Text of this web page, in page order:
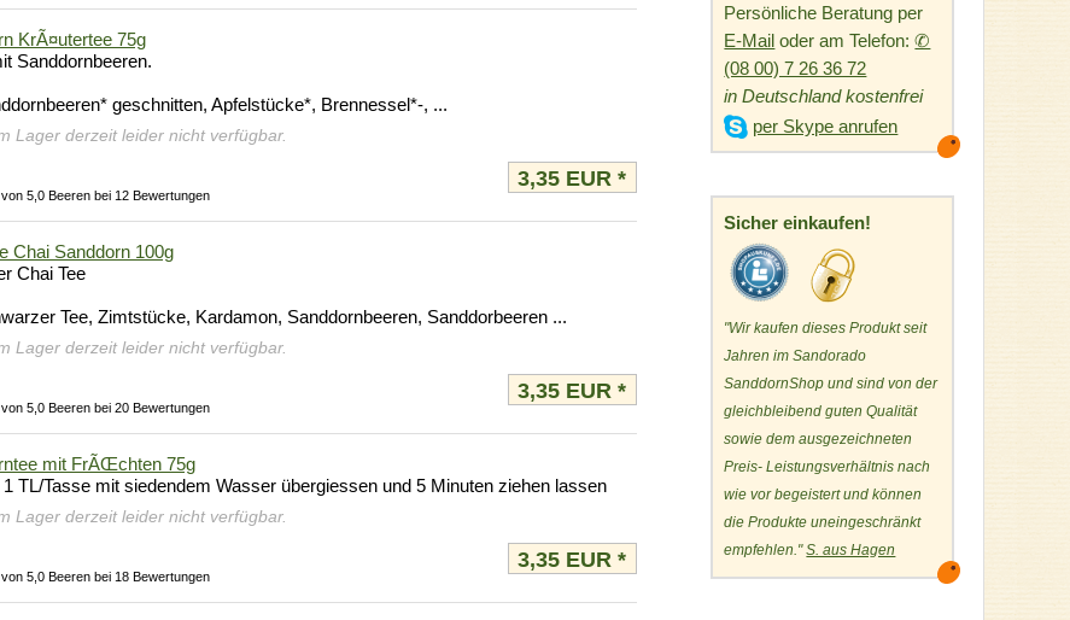
Persönliche Beratung per
E-Mail oder am Telefon:✆
(08 00) 7 26 36 72
in Deutschland kostenfrei
 per Skype anrufen
Sicher einkaufen!
"Wir kaufen dieses Produkt seit
Jahren im Sandorado
SanddornShop und sind von der
gleichbleibend guten Qualität
sowie dem ausgezeichneten
Preis- Leistungsverhältnis nach
wie vor begeistert und können
die Produkte uneingeschränkt
empfehlen."S. aus Hagen
KrÃ¤utertee 75g
Sanddornbeeren.
geschnitten, Apfelstücke*, Brennessel*-, ...
Lager derzeit leider nicht verfügbar.
5,0 Beeren bei 12 Bewertungen
3,35 EUR*
Chai Sanddorn 100g
Chai Tee
Tee, Zimtstücke, Kardamon, Sanddornbeeren, Sanddorbeeren ...
Lager derzeit leider nicht verfügbar.
5,0 Beeren bei 20 Bewertungen
3,35 EUR*
mit FrÃŒchten 75g
TL/Tasse mit siedendem Wasser übergiessen und 5 Minuten ziehen lassen
Lager derzeit leider nicht verfügbar.
5,0 Beeren bei 18 Bewertungen
3,35 EUR*